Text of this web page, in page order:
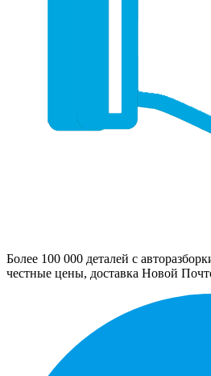
Более 100 000 деталей с
честные цены, доставка Новой